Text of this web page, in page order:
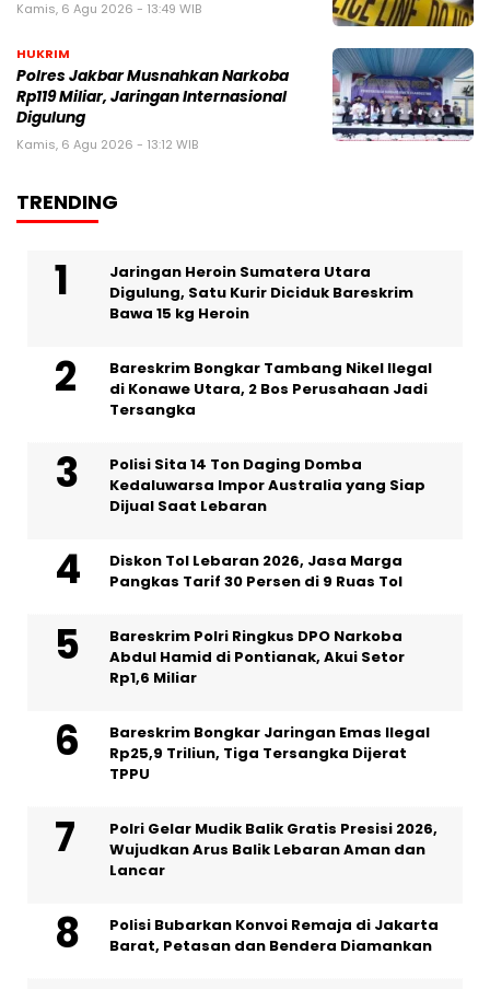
Kamis, 6 Agu 2026 - 13:49 WIB
HUKRIM
Polres Jakbar Musnahkan Narkoba
Rp119 Miliar, Jaringan Internasional
Digulung
Kamis, 6 Agu 2026 - 13:12 WIB
TRENDING
Jaringan Heroin Sumatera Utara
Digulung, Satu Kurir Diciduk Bareskrim
Bawa 15 kg Heroin
Bareskrim Bongkar Tambang Nikel Ilegal
di Konawe Utara, 2 Bos Perusahaan Jadi
Tersangka
Polisi Sita 14 Ton Daging Domba
Kedaluwarsa Impor Australia yang Siap
Dijual Saat Lebaran
Diskon Tol Lebaran 2026, Jasa Marga
Pangkas Tarif 30 Persen di 9 Ruas Tol
Bareskrim Polri Ringkus DPO Narkoba
Abdul Hamid di Pontianak, Akui Setor
Rp1,6 Miliar
Bareskrim Bongkar Jaringan Emas Ilegal
Rp25,9 Triliun, Tiga Tersangka Dijerat
TPPU
Polri Gelar Mudik Balik Gratis Presisi 2026,
Wujudkan Arus Balik Lebaran Aman dan
Lancar
Polisi Bubarkan Konvoi Remaja di Jakarta
Barat, Petasan dan Bendera Diamankan